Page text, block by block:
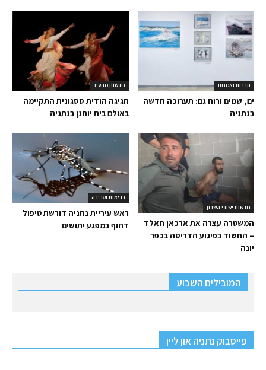
חדשות מהעיר
חגיגה הודית ססגונית התקיימה
באולם בית יוחנן בנתניה
תרבות ואמנות
ים, שמים ורוח גם: תערוכה חדשה
בנתניה
בריאות וסביבה
ראש עיריית נתניה דורשת טיפול
דחוף במפגע יתושים
חדשות ישובי השרון
המשטרה עצרה את ארכאן חאלד
– החשוד בפיגוע הדריסה בכפר
יונה
המובילים השבוע
פייסבוק נתניה און ליין